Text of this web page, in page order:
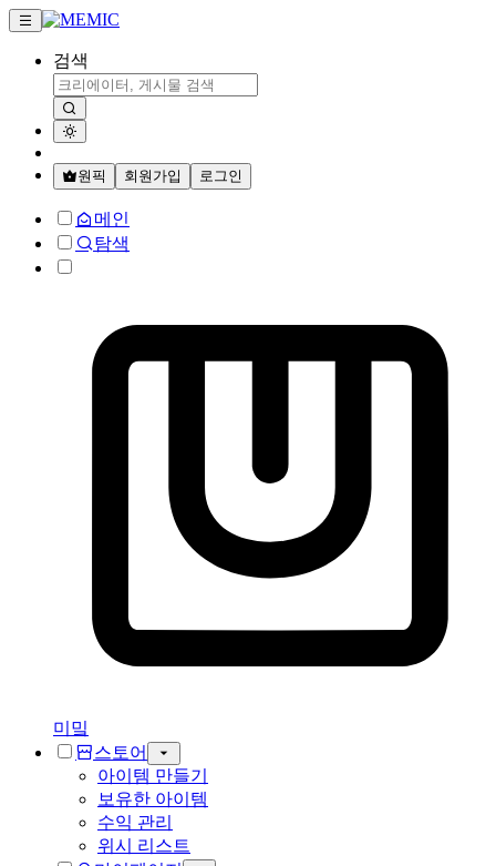
검색
원픽 회원가입 로그인
메인
탐색
미밐
스토어
아이템 만들기
보유한 아이템
수익 관리
위시 리스트